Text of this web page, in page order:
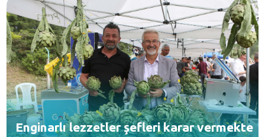
Enginarlı lezzetler şefleri karar vermekte